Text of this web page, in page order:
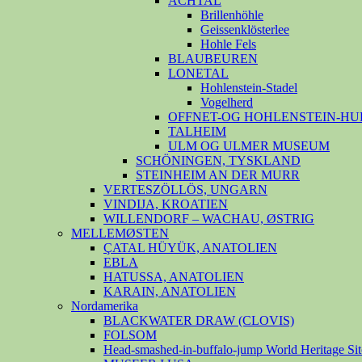
Brillenhöhle
Geissenklösterlee
Hohle Fels
BLAUBEUREN
LONETAL
Hohlenstein-Stadel
Vogelherd
OFFNET-OG HOHLENSTEIN-
TALHEIM
ULM OG ULMER MUSEUM
SCHÖNINGEN, TYSKLAND
STEINHEIM AN DER MURR
VERTESZÖLLÖS, UNGARN
VINDIJA, KROATIEN
WILLENDORF – WACHAU, ØSTRIG
MELLEMØSTEN
ÇATAL HÜYÜK, ANATOLIEN
EBLA
HATUSSA, ANATOLIEN
KARAIN, ANATOLIEN
Nordamerika
BLACKWATER DRAW (CLOVIS)
FOLSOM
Head-smashed-in-buffalo-jump World Heritage